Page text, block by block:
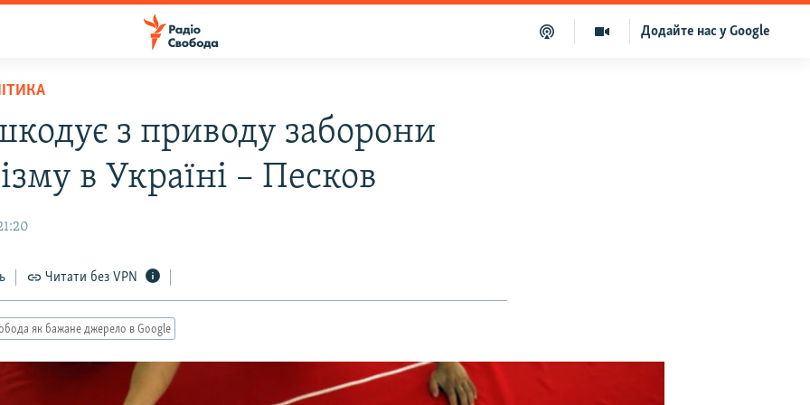
Додайте нас у Google
з приводу заборони
в Україні – Песков
Читати без VPN
як бажане джерело в Google